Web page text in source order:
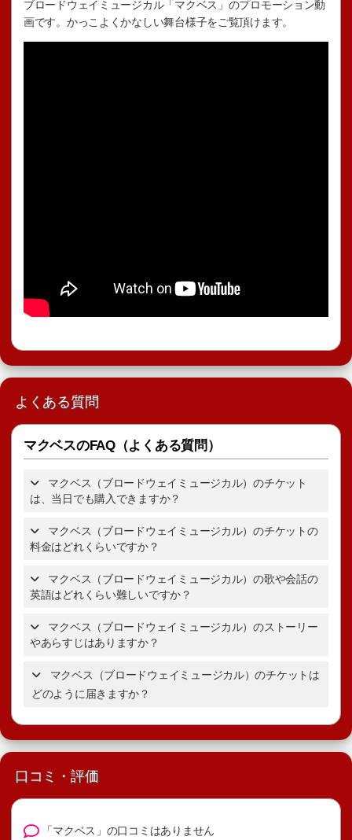
ブロードウェイミュージカル「マクベス」のプロモーション動
画です。かっこよくかなしい舞台様子をご覧頂けます。
よくある質問
マクベスのFAQ（よくある質問）
マクベス（ブロードウェイミュージカル）のチケット
は、当日でも購入できますか？
マクベス（ブロードウェイミュージカル）のチケットの
料金はどれくらいですか？
マクベス（ブロードウェイミュージカル）の歌や会話の
英語はどれくらい難しいですか？
ージカルの選び方ガイド
マクベス（ブロードウェイミュージカル）のストーリー
やあらすじはありますか？
マ
クベスのあらすじ・ストーリー
マクベス（ブロードウェイミュージカル）のチケットは
どのように届きますか？
口コミ・評価
「マクベス」の口コミはありません